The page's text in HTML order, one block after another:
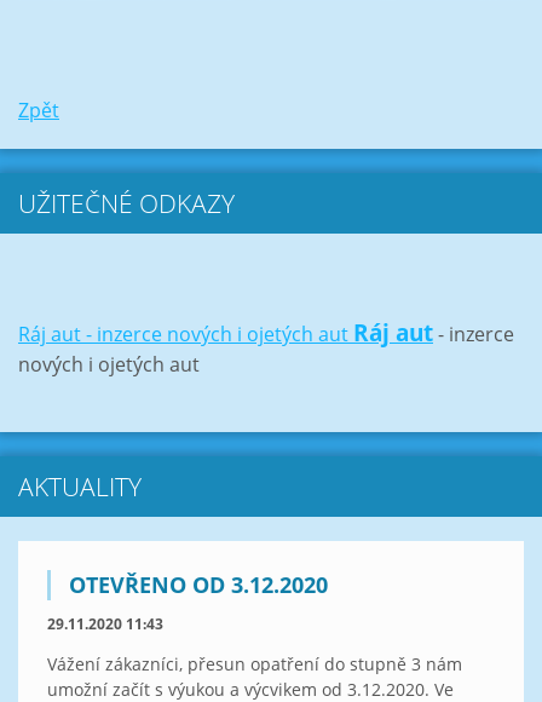
Zpět
UŽITEČNÉ ODKAZY
Ráj aut - inzerce nových i ojetých aut Ráj aut- inzerce
nových i ojetých aut
AKTUALITY
OTEVŘENO OD 3.12.2020
29.11.2020 11:43
Vážení zákazníci, přesun opatření do stupně 3 nám
umožní začít s výukou a výcvikem od 3.12.2020. Ve